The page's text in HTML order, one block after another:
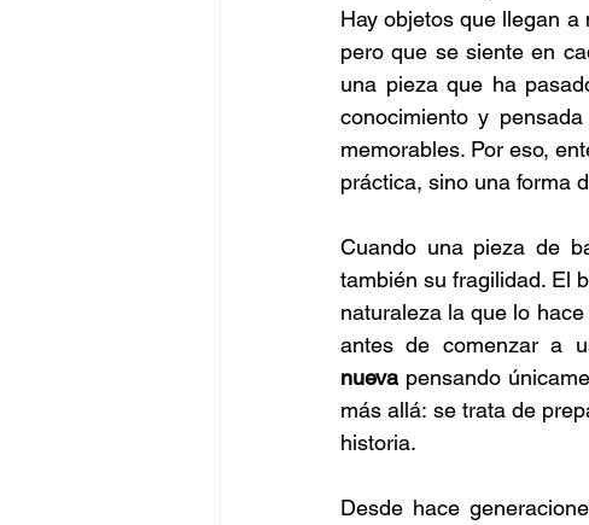
Hay objetos que llegan
pero que se siente en
una pieza que ha
conocimiento y
memorables. Por eso,
práctica, sino una forma
Cuando una pieza de
también su fragilidad. El
naturaleza la que lo
antes de comenzar a
nueva pensando
más allá: se trata de
historia.
Desde hace